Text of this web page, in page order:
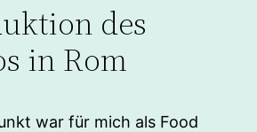
des
in Rom
war für mich als Food